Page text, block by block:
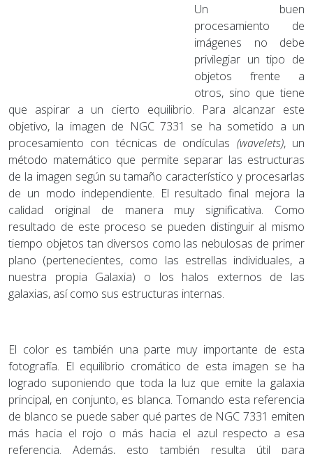
Un buen
procesamiento de
imágenes no debe
privilegiar un tipo de
objetos frente a
otros, sino que tiene
que aspirar a un cierto equilibrio. Para alcanzar este
objetivo, la imagen de NGC 7331 se ha sometido a un
procesamiento con técnicas de ondículas (wavelets), un
método matemático que permite separar las estructuras
de la imagen según su tamaño característico y procesarlas
de un modo independiente. El resultado final mejora la
calidad original de manera muy significativa. Como
resultado de este proceso se pueden distinguir al mismo
tiempo objetos tan diversos como las nebulosas de primer
plano (pertenecientes, como las estrellas individuales, a
nuestra propia Galaxia) o los halos externos de las
galaxias, así como sus estructuras internas.
El color es también una parte muy importante de esta
fotografía. El equilibrio cromático de esta imagen se ha
logrado suponiendo que toda la luz que emite la galaxia
principal, en conjunto, es blanca. Tomando esta referencia
de blanco se puede saber qué partes de NGC 7331 emiten
más hacia el rojo o más hacia el azul respecto a esa
referencia. Además, esto también resulta útil para